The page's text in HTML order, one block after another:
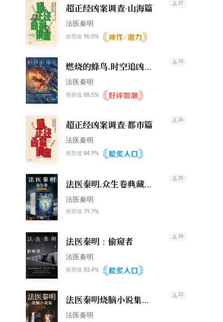
超正经凶案调查·山海篇
法医秦明
推荐值 90.5%
37
燃烧的蜂鸟.时空追凶
1990
法医秦明
推荐值 88.5%
33
超正经凶案调查·都市篇
法医秦明
推荐值 84.9%
26
法医秦明.众生卷典藏版
（套装共4册）
法医秦明
推荐值 79.7%
25
法医秦明：偷窥者
法医秦明
推荐值 83.4%
24
法医秦明烧脑小说集
（套装共9册）
法医秦明
22